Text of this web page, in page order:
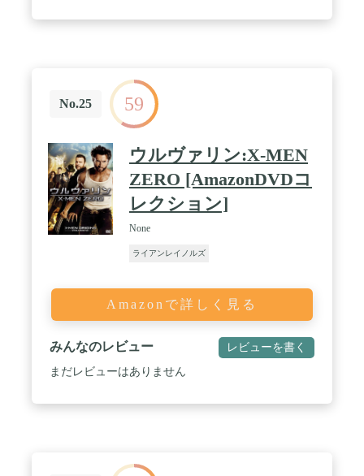
No.25 59
ウルヴァリン:X-MEN
ZERO [AmazonDVDコ
レクション]
None
ライアンレイノルズ
Amazonで詳しく見る
みんなのレビュー レビューを書く
まだレビューはありません